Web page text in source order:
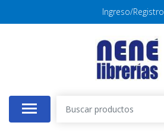
Ingreso/Registro